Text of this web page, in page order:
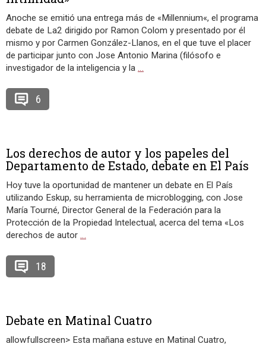
Anoche se emitió una entrega más de «Millennium«, el programa
debate de La2 dirigido por Ramon Colom y presentado por él
mismo y por Carmen González-Llanos, en el que tuve el placer
de participar junto con Jose Antonio Marina (filósofo e
investigador de la inteligencia y la …
6
Los derechos de autor y los papeles del
Departamento de Estado, debate en El País
Hoy tuve la oportunidad de mantener un debate en El País
utilizando Eskup, su herramienta de microblogging, con Jose
María Tourné, Director General de la Federación para la
Protección de la Propiedad Intelectual, acerca del tema «Los
derechos de autor …
18
Debate en Matinal Cuatro
allowfullscreen> Esta mañana estuve en Matinal Cuatro,